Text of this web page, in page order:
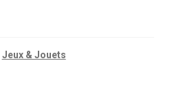
Jeux & Jouets